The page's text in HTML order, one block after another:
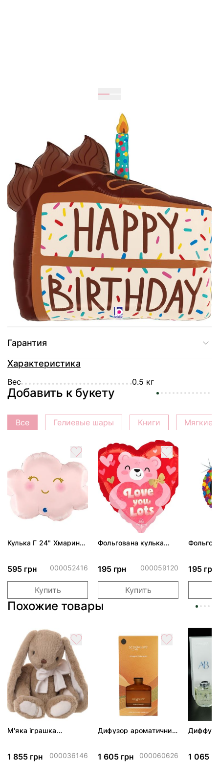
515 грн
Добавить в корзину
Купить в один клик
Доставка
Оплата
Гарантия
Характеристика
Вес 0.5 кг
Добавить к букету
Все Гелиевые шары Книги Мягкие
Кулька Г 24" Хмаринка
595 грн 000052416
Купить
Фольгована кулька
195 грн 000059120
Купить
195 грн
Похожие товары
М'яка іграшка
1 855 грн 000036146
Дифузор ароматичний
1 605 грн 000060626 1 065